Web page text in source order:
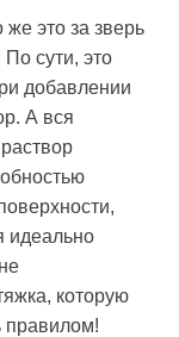
это за зверь
сути, это
добавлении
А вся
идеально
которую
правилом!